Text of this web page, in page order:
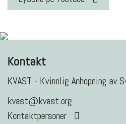
Kontakt
KVAST - Kvinnlig Anhopning av
kvast@kvast.org
Kontaktpersoner